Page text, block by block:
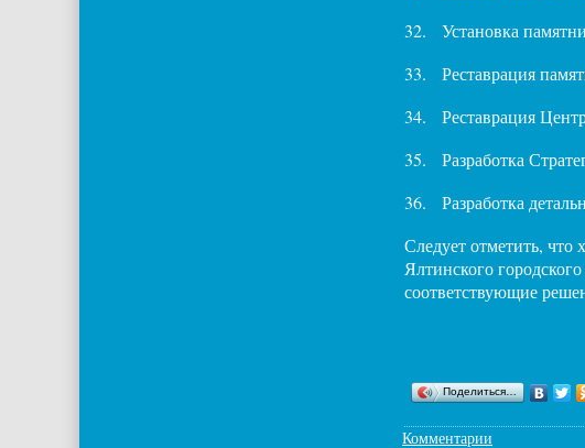
32.
Установка
33.
Реставрация
34.
Реставрация
35.
Разработка
36.
Разработка
Следует отметить,
Ялтинского
соответствующие
Поделиться…
Комментарии